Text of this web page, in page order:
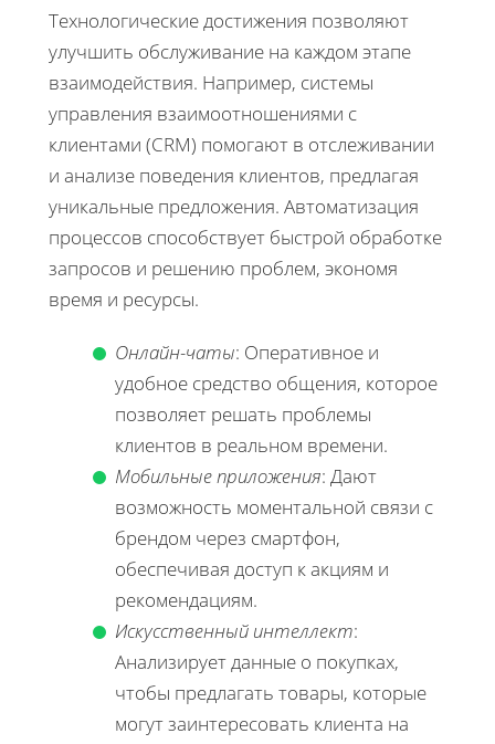
Технологические достижения позволяют
улучшить обслуживание на каждом этапе
взаимодействия. Например, системы
управления взаимоотношениями с
клиентами (CRM) помогают в отслеживании
и анализе поведения клиентов, предлагая
уникальные предложения. Автоматизация
процессов способствует быстрой обработке
запросов и решению проблем, экономя
время и ресурсы.
Онлайн-чаты: Оперативное и
удобное средство общения, которое
позволяет решать проблемы
клиентов в реальном времени.
Мобильные приложения: Дают
возможность моментальной связи с
брендом через смартфон,
обеспечивая доступ к акциям и
рекомендациям.
Искусственный интеллект:
Анализирует данные о покупках,
чтобы предлагать товары, которые
могут заинтересовать клиента на